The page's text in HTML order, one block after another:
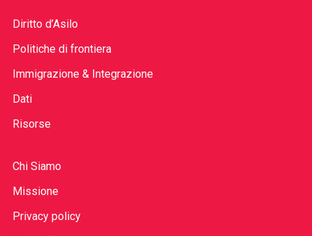
Diritto d’Asilo
Politiche di frontiera
Immigrazione & Integrazione
Dati
Risorse
Chi Siamo
Missione
Privacy policy